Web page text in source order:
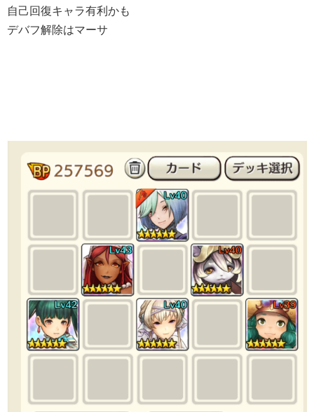
自己回復キャラ有利かも
デバフ解除はマーサ